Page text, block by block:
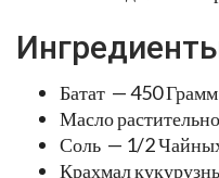
Батат — 450 Грамм
Масло
Соль — 1/2
Крахмал